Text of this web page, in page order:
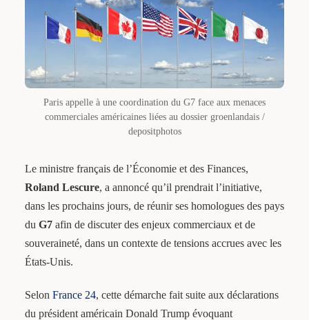
Paris appelle à une coordination du G7 face aux menaces
commerciales américaines liées au dossier groenlandais /
depositphotos
Le ministre français de l’Économie et des Finances,
Roland Lescure, a annoncé qu’il prendrait l’initiative,
dans les prochains jours, de réunir ses homologues des pays
du G7afin de discuter des enjeux commerciaux et de
souveraineté, dans un contexte de tensions accrues avec les
États-Unis.
Selon France 24, cette démarche fait suite aux déclarations
du président américain Donald Trump évoquant